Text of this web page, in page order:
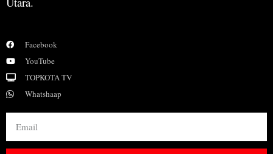
Facebook
YouTube
TOPKOTA TV
Whatshaap